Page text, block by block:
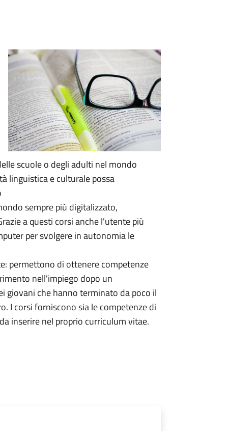
scuole o degli adulti nel mondo
linguistica e culturale possa
sempre più digitalizzato,
a questi corsi anche l'utente più
per svolgere in autonomia le
permettono di ottenere competenze
nell'impiego dopo un
giovani che hanno terminato da poco il
I corsi forniscono sia le competenze di
inserire nel proprio curriculum vitae.